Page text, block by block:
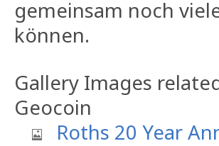
gemeinsam noch
können.
Gallery Images
Geocoin
Roths 20 Year